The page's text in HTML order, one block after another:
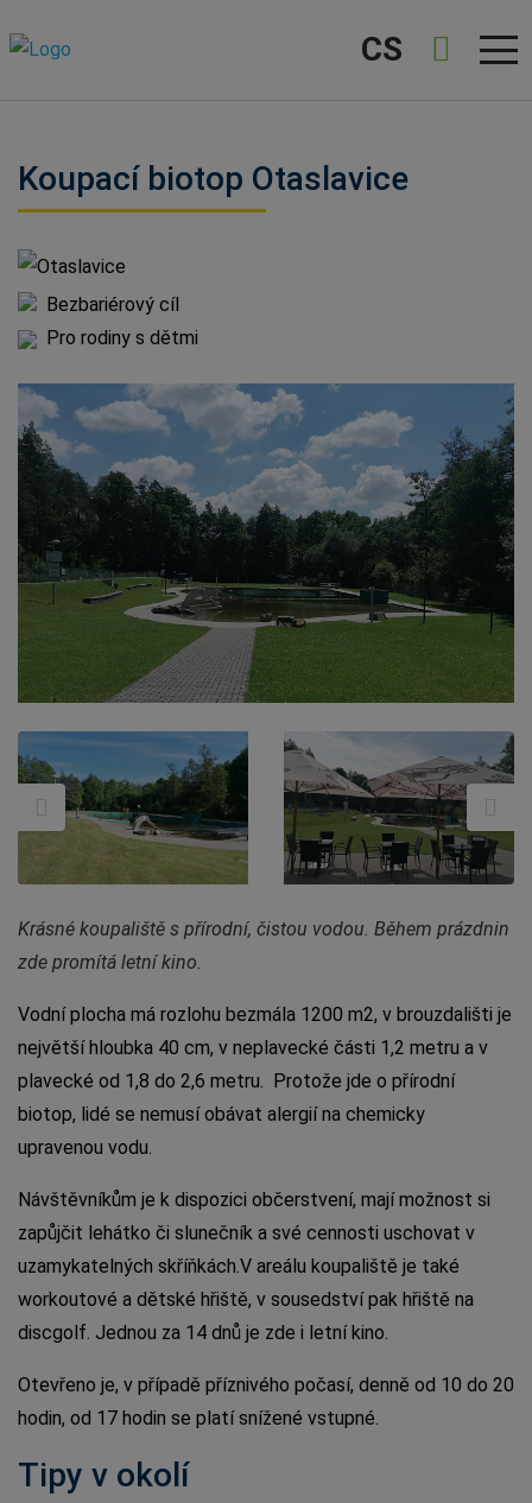
CS
Koupací biotop Otaslavice
Otaslavice
Bezbariérový cíl
Pro rodiny s dětmi
Krásné koupaliště s přírodní, čistou vodou. Během prázdnin
zde promítá letní kino.
Vodní plocha má rozlohu bezmála 1200 m2, v brouzdališti je
největší hloubka 40 cm, v neplavecké části 1,2 metru a v
plavecké od 1,8 do 2,6 metru. Protože jde o přírodní
biotop, lidé se nemusí obávat alergií na chemicky
upravenou vodu.
Návštěvníkům je k dispozici občerstvení, mají možnost si
zapůjčit lehátko či slunečník a své cennosti uschovat v
uzamykatelných skříňkách.V areálu koupaliště je také
workoutové a dětské hřiště, v sousedství pak hřiště na
discgolf. Jednou za 14 dnů je zde i letní kino.
Otevřeno je, v případě příznivého počasí, denně od 10 do 20
hodin, od 17 hodin se platí snížené vstupné.
Tipy v okolí